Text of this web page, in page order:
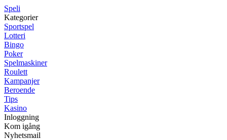
Speli
Kategorier
Sportspel
Lotteri
Bingo
Poker
Spelmaskiner
Roulett
Kampanjer
Beroende
Tips
Kasino
Inloggning
Kom igång
Nyhetsmail